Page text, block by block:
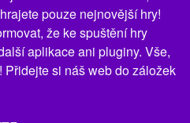
pouze nejnovější hry!
že ke spuštění hry
aplikace ani pluginy. Vše,
si náš web do záložek